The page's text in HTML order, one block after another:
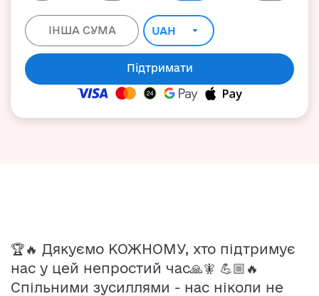
Підтримати
🏆🔥 Дякуємо КОЖНОМУ, хто підтримує
нас у цей непростий час🙏🧚 💪🏼🔥
Спільними зусиллями - нас ніколи не